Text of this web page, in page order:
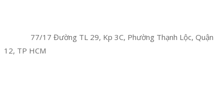
77/17 Đường TL 29, Kp 3C, Phường Thạnh Lộc, Quận
12, TP HCM